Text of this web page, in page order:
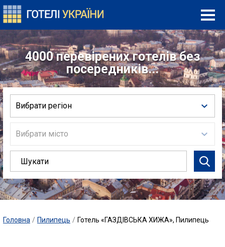
4000 перевірених готелів без
посередників...
Вибрати регіон
Вибрати місто
Головна / Пилипець / Готель «ГАЗДІВСЬКА ХИЖА», Пилипець